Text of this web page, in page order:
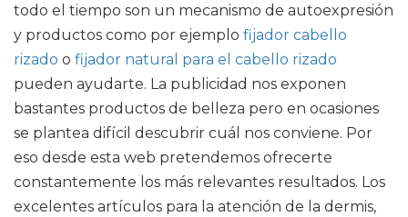
todo el tiempo son un mecanismo de autoexpresión
y productos como por ejemplo fijador cabello
rizado o fijador natural para el cabello rizado
pueden ayudarte. La publicidad nos exponen
bastantes productos de belleza pero en ocasiones
se plantea difícil descubrir cuál nos conviene. Por
eso desde esta web pretendemos ofrecerte
constantemente los más relevantes resultados. Los
excelentes artículos para la atención de la dermis,